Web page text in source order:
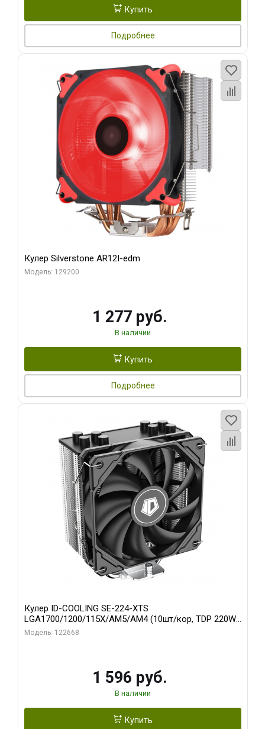
Купить
Подробнее
Кулер Silverstone AR12I-edm
Модель: 129200
1 277 руб.
В наличии
Купить
Подробнее
Кулер ID-COOLING SE-224-XTS
LGA1700/1200/115X/AM5/AM4 (10шт/кор, TDP 220W,
PWM, 4 тепл.трубки прямого контакта, FAN 120mm)
Модель: 122668
1 596 руб.
В наличии
Купить